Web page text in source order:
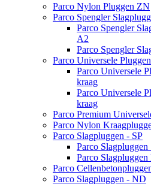
Parco Nylon Pluggen ZN
Parco Spengler
Parco Spengler
A2
Parco Spengler
Parco Universele Pluggen
Parco Universele
kraag
Parco Universele
kraag
Parco Premium
Parco Nylon
Parco Slagpluggen - SP
Parco
Parco
Parco
Parco Slagpluggen - ND